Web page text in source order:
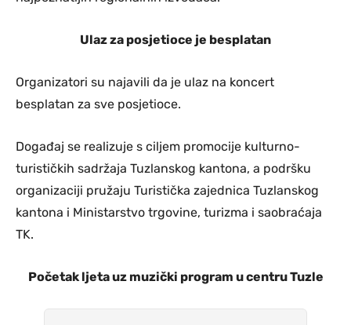
Ulaz za posjetioce je besplatan
Organizatori su najavili da je ulaz na koncert
besplatan za sve posjetioce.
Događaj se realizuje s ciljem promocije kulturno-
turističkih sadržaja Tuzlanskog kantona, a podršku
organizaciji pružaju Turistička zajednica Tuzlanskog
kantona i Ministarstvo trgovine, turizma i saobraćaja
TK.
Početak ljeta uz muzički program u centru Tuzle